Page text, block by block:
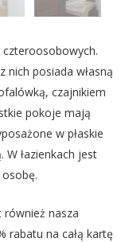
nich posiada własną
czajnikiem
pokoje mają
w płaskie
W łazienkach jest
nasza
rabatu na całą kartę